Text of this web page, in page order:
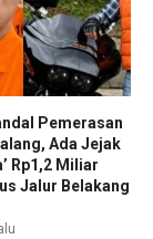
Pemerasan
Ada Jejak
Rp1,2 Miliar
Jalur Belakang